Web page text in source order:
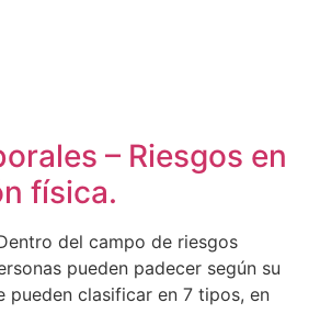
– Riesgos en
física.
del campo de riesgos
pueden padecer según su
pueden clasificar en 7 tipos, en